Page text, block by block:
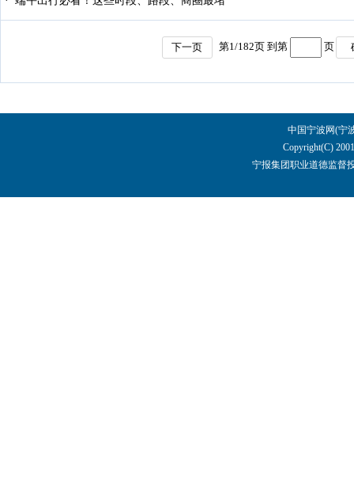
下一页 第1/182页 到第 页
中国宁波网(宁
Copyright(C)
宁报集团职业道德监督